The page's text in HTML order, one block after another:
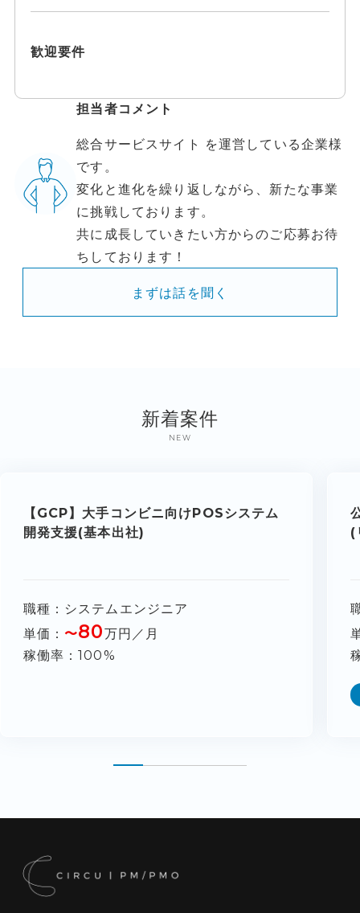
歓迎要件
担当者コメント
総合サービスサイト を運営している企業様
です。
変化と進化を繰り返しながら、新たな事業
に挑戦しております。
共に成長していきたい方からのご応募お待
ちしております！
まずは話を聞く
新着案件
NEW
【GCP】大手コンビニ向けPOSシステム
開発支援(基本出社)
職種
システムエンジニア
単価
〜80万円／月
稼働率
100%
(